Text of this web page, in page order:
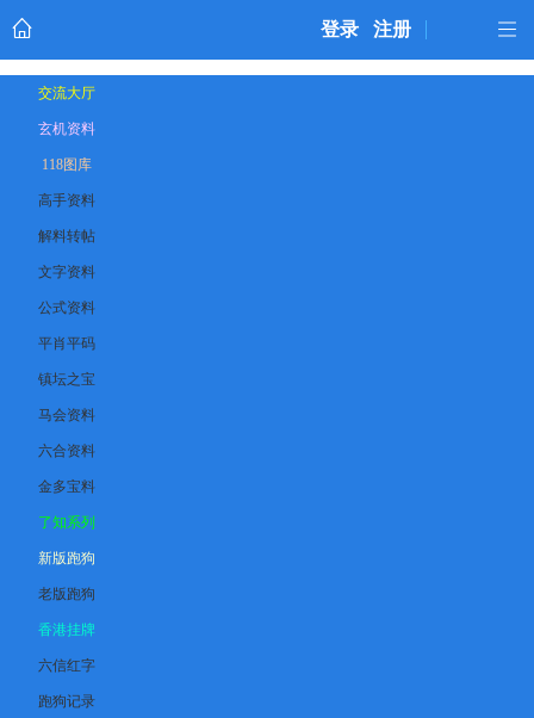
登录 注册
交流大厅
玄机资料
118图库
高手资料
解料转帖
文字资料
公式资料
平肖平码
镇坛之宝
马会资料
六合资料
金多宝料
了知系列
新版跑狗
老版跑狗
香港挂牌
六信红字
跑狗记录